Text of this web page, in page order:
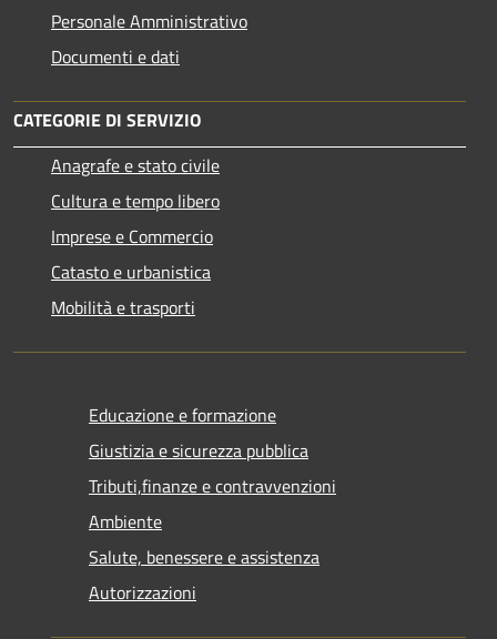
Personale Amministrativo
Documenti e dati
CATEGORIE DI SERVIZIO
Anagrafe e stato civile
Cultura e tempo libero
Imprese e Commercio
Catasto e urbanistica
Mobilità e trasporti
Educazione e formazione
Giustizia e sicurezza pubblica
Tributi,finanze e contravvenzioni
Ambiente
Salute, benessere e assistenza
Autorizzazioni